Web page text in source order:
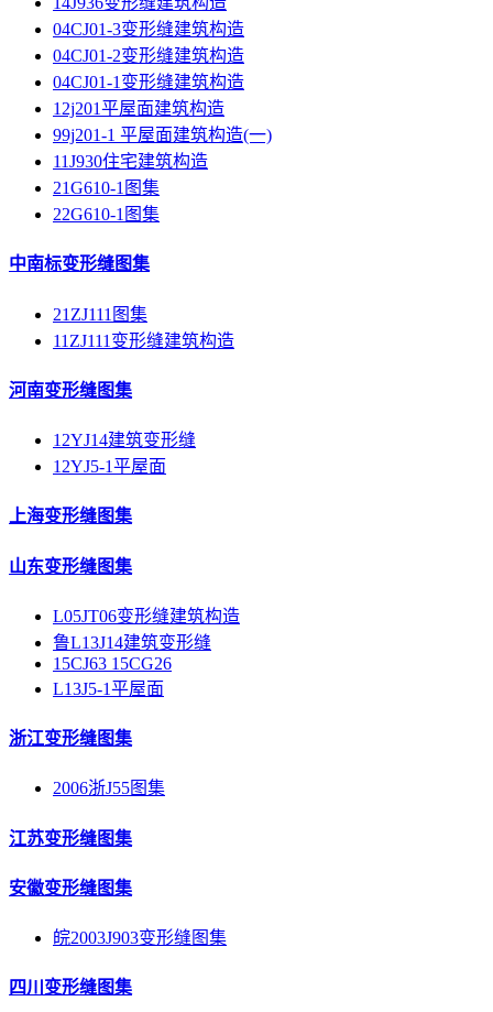
04CJ01-3变形缝建筑构造
04CJ01-2变形缝建筑构造
04CJ01-1变形缝建筑构造
12j201平屋面建筑构造
99j201-1 平屋面建筑构造(一)
11J930住宅建筑构造
21G610-1图集
22G610-1图集
中南标变形缝图集
21ZJ111图集
11ZJ111变形缝建筑构造
河南变形缝图集
12YJ14建筑变形缝
12YJ5-1平屋面
上海变形缝图集
山东变形缝图集
L05JT06变形缝建筑构造
鲁L13J14建筑变形缝
15CJ63 15CG26
L13J5-1平屋面
浙江变形缝图集
2006浙J55图集
江苏变形缝图集
安徽变形缝图集
皖2003J903变形缝图集
四川变形缝图集